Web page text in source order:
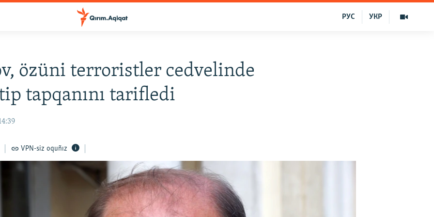
УКР
РУС
özüni terroristler cedvelinde
tapqanını tarifledi
VPN-siz oquñız